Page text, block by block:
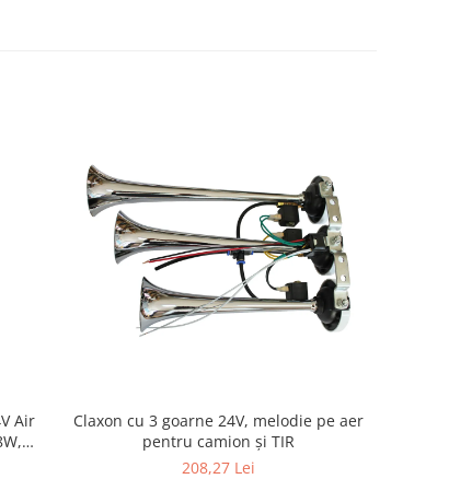
Air
Claxon cu 3 goarne 24V, melodie pe aer
pentru camion şi TIR
208,27 Lei